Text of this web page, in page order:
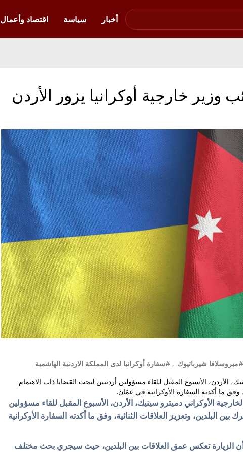
أخبار
سياسة اقتصاد وأعمال
وزير خارجية أوكرانيا يزور الأردن
#ميروسلافا شيرباتيوك , #سفارة أوكرانيا لدى المملكة الاردنية الهاشمية
الأردن، الأسبوع المقبل للقاء مسؤولين أردنيين لبحث القضايا ذات الاهتمام
وفق ما أكدته السفارة الأوكرانية في عمّان.
الأوكراني دميترو سينيك، الأردن، الأسبوع المقبل للقاء مسؤولين
البلدين، وتعزيز العلاقات الثنائية، وفق ما أكدته السفارة الأوكرانية
الزيارة تعكس عمق العلاقات بين البلدين، حيث سيجري بحث مختلف